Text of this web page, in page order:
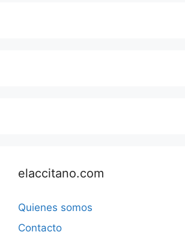
elaccitano.com
Quienes somos
Contacto